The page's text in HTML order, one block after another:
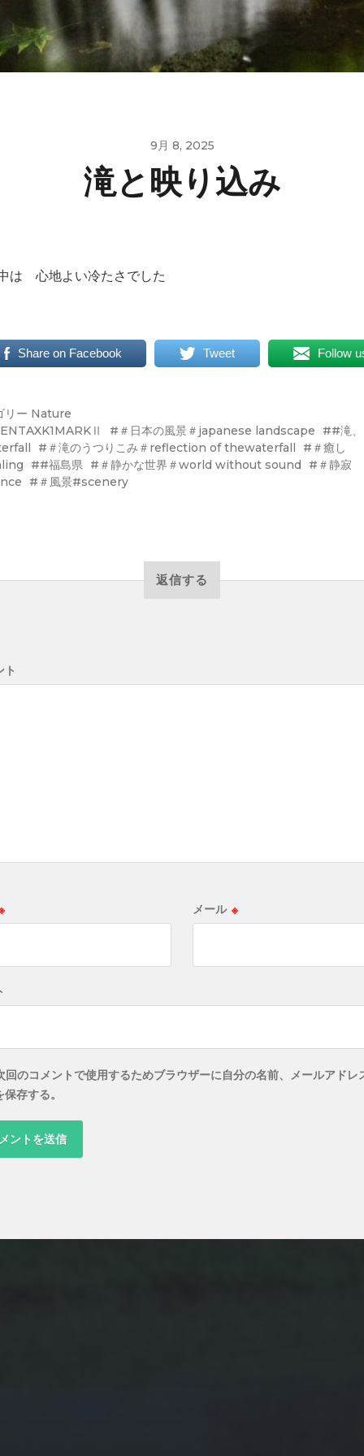
9月 8, 2025
滝と映り込み
は 心地よい冷たさでした
Share on Facebook Tweet Follow
リー Nature
＃日本の風景＃japanese landscape
#滝、
＃滝のうつりこみ＃reflection of thewaterfall
＃癒し
#福島県 ＃静かな世界＃world without sound
＃静寂
＃風景#scenery
返信する
ト
メール ※
回のコメントで使用するためブラウザーに自分の名前、メールアドレ
存する。